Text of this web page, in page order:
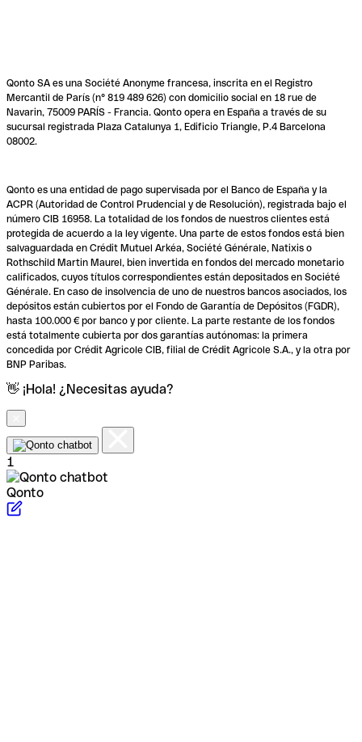
Qonto SA es una Société Anonyme francesa, inscrita en el Registro
Mercantil de París (n° 819 489 626) con domicilio social en 18 rue de
Navarin, 75009 PARÍS - Francia. Qonto opera en España a través de su
sucursal registrada Plaza Catalunya 1, Edificio Triangle, P.4 Barcelona
08002.
Qonto es una entidad de pago supervisada por el Banco de España y la
ACPR (Autoridad de Control Prudencial y de Resolución), registrada bajo el
número CIB 16958. La totalidad de los fondos de nuestros clientes está
protegida de acuerdo a la ley vigente. Una parte de estos fondos está bien
salvaguardada en Crédit Mutuel Arkéa, Société Générale, Natixis o
Rothschild Martin Maurel, bien invertida en fondos del mercado monetario
calificados, cuyos títulos correspondientes están depositados en Société
Générale. En caso de insolvencia de uno de nuestros bancos asociados, los
depósitos están cubiertos por el Fondo de Garantía de Depósitos (FGDR),
hasta 100.000 € por banco y por cliente. La parte restante de los fondos
está totalmente cubierta por dos garantías autónomas: la primera
concedida por Crédit Agricole CIB, filial de Crédit Agricole S.A., y la otra por
BNP Paribas.
👋 ¡Hola! ¿Necesitas ayuda?
1
Qonto